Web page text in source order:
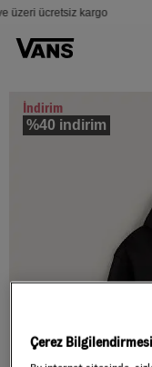
üzeri ücretsiz kargo
İndirim
%40 indirim
Çerez Bilgilendirmesi